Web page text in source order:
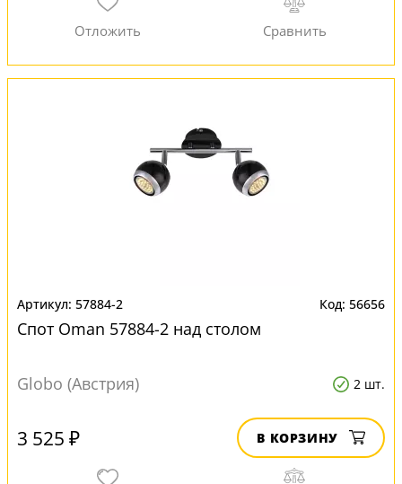
57884-2 56656
Спот Oman 57884-2 над столом
Globo (Австрия) 2 шт.
3 525 ₽ В КОРЗИНУ